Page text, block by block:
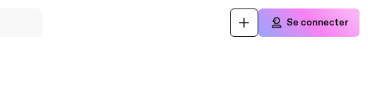
Se connecter